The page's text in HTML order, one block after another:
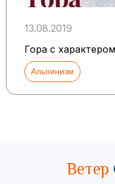
13.08.2019
Гора с характером
Альпинизм
Ветер